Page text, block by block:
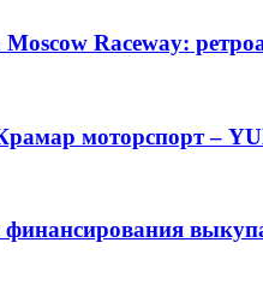
Raceway:
моторспорт –
финансирования